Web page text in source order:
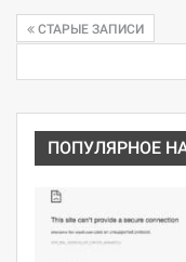
СТАРЫЕ ЗАПИСИ
ПОПУЛЯРНОЕ